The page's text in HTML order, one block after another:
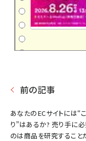
前の記事
あなたのECサイトには“
り”はあるか? 売り手に
のは商品を研究すること